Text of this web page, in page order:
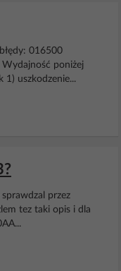
016500
Wydajność poniżej
1) uszkodzenie...
przez
tez taki opis i dla